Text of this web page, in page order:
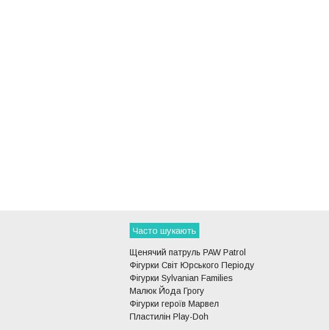
Часто шукають
Щенячий патруль PAW Patrol
Фігурки Світ Юрського Періоду
Фігурки Sylvanian Families
Малюк Йода Грогу
Фігурки героїв Марвел
Пластилін Play-Doh